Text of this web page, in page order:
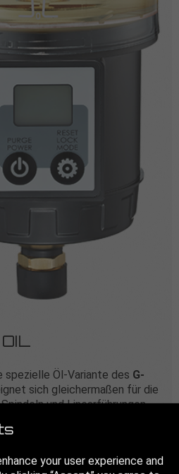
spezielle Öl-Variante des G-
sich gleichermaßen für die
und Linearführungen
und die
your user experience and